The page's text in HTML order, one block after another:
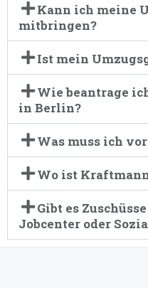
Kann ich meine
mitbringen?
Ist mein
Wie beantrage
in Berlin?
Was muss ich
Wo ist
Gibt es
Jobcenter oder